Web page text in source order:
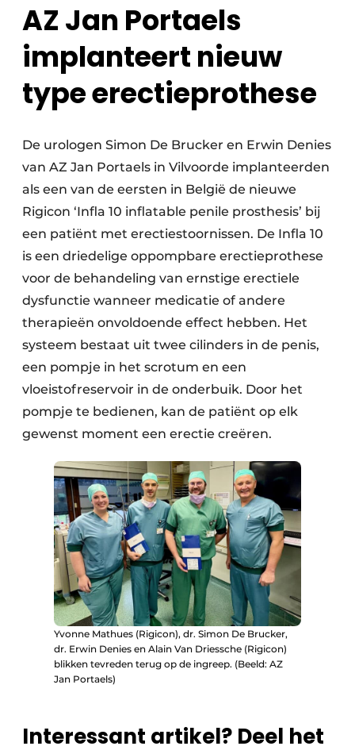
AZ Jan Portaels
implanteert nieuw
type erectieprothese
De urologen Simon De Brucker en Erwin Denies
van AZ Jan Portaels in Vilvoorde implanteerden
als een van de eersten in België de nieuwe
Rigicon ‘Infla 10 inflatable penile prosthesis’ bij
een patiënt met erectiestoornissen. De Infla 10
is een driedelige oppompbare erectieprothese
voor de behandeling van ernstige erectiele
dysfunctie wanneer medicatie of andere
therapieën onvoldoende effect hebben. Het
systeem bestaat uit twee cilinders in de penis,
een pompje in het scrotum en een
vloeistofreservoir in de onderbuik. Door het
pompje te bedienen, kan de patiënt op elk
gewenst moment een erectie creëren.
Yvonne Mathues (Rigicon), dr. Simon De Brucker,
dr. Erwin Denies en Alain Van Driessche (Rigicon)
blikken tevreden terug op de ingreep. (Beeld: AZ
Jan Portaels)
Interessant artikel? Deel het